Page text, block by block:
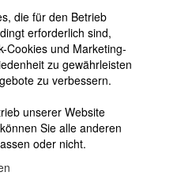
widerrufen
Angebote
E-Mail:
Newsletter
die für den Betrieb
erforderlich sind,
Cookies und Marketing-
zu gewährleisten
zu verbessern.
unserer Website
Sie alle anderen
oder nicht.